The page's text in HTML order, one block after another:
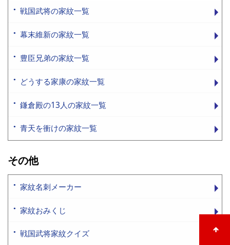
戦国武将の家紋一覧
幕末維新の家紋一覧
豊臣兄弟の家紋一覧
どうする家康の家紋一覧
鎌倉殿の13人の家紋一覧
青天を衝けの家紋一覧
その他
家紋名刺メーカー
家紋おみくじ
戦国武将家紋クイズ